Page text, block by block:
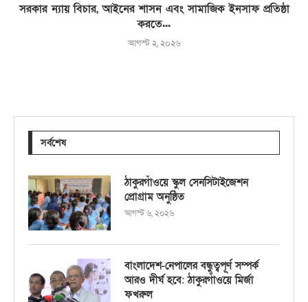
সরকার ন্যায় বিচার, আইনের শাসন এবং সামাজিক ইনসাফ প্রতিষ্ঠা
করতে...
আগস্ট ২, ২০২৬
সর্বশেষ
ঠাকুরগাঁওয়ে স্কুল সেনসিটাইজেশন
প্রোগ্রাম অনুষ্ঠিত
আগস্ট ৬, ২০২৬
বাংলাদেশ-নেপালের বন্ধুত্বপূর্ণ সম্পর্ক
আরও দীর্ঘ হবে: ঠাকুরগাঁওয়ে মির্জা
ফখরুল